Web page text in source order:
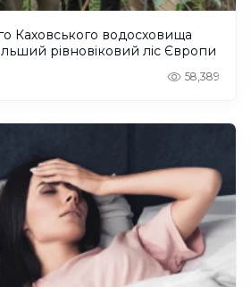
Каховського водосховища
рівновіковий ліс Європи
58,389